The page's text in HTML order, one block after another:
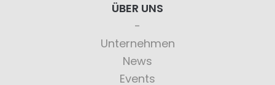
ÜBER UNS
Unternehmen
News
Events